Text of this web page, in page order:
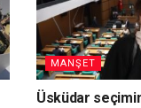
MANŞET
Üsküdar